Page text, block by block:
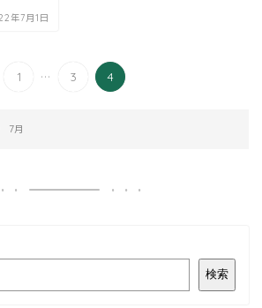
年7月1日
1 ... 3 4
7月
検索